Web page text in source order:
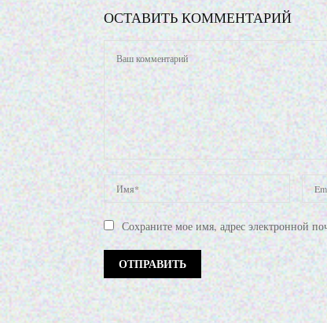
ОСТАВИТЬ КОММЕНТАРИЙ
Сохраните мое имя, адрес электронной